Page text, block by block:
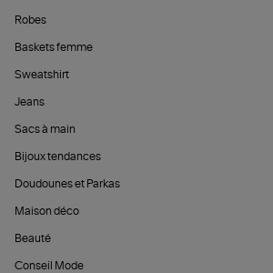
Robes
Baskets femme
Sweatshirt
Jeans
Sacs à main
Bijoux tendances
Doudounes et Parkas
Maison déco
Beauté
Conseil Mode